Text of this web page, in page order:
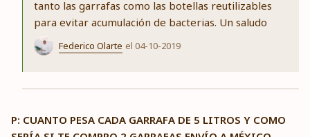
tanto las garrafas como las botellas reutilizables
para evitar acumulación de bacterias. Un saludo
Federico Olarte el 04-10-2019
P: CUANTO PESA CADA GARRAFA DE 5 LITROS Y COMO